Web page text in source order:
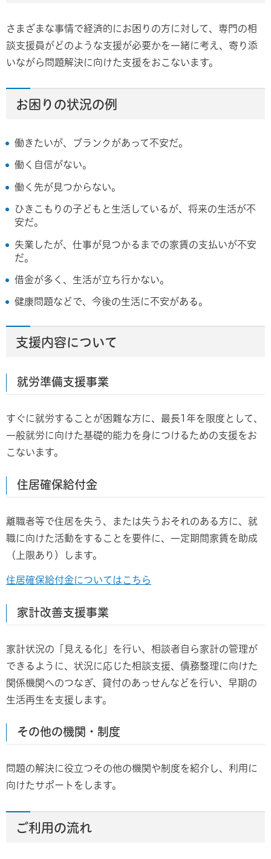
さまざまな事情で経済的にお困りの方に対して、専門の相
談支援員がどのような支援が必要かを一緒に考え、寄り添
いながら問題解決に向けた支援をおこないます。
お困りの状況の例
働きたいが、ブランクがあって不安だ。
働く自信がない。
働く先が見つからない。
ひきこもりの子どもと生活しているが、将来の生活が不
安だ。
失業したが、仕事が見つかるまでの家賃の支払いが不安
だ。
借金が多く、生活が立ち行かない。
健康問題などで、今後の生活に不安がある。
支援内容について
就労準備支援事業
すぐに就労することが困難な方に、最長1年を限度として、
一般就労に向けた基礎的能力を身につけるための支援をお
こないます。
住居確保給付金
離職者等で住居を失う、または失うおそれのある方に、就
職に向けた活動をすることを要件に、一定期間家賃を助成
（上限あり）します。
住居確保給付金についてはこちら
家計改善支援事業
家計状況の「見える化」を行い、相談者自ら家計の管理が
できるように、状況に応じた相談支援、債務整理に向けた
関係機関へのつなぎ、貸付のあっせんなどを行い、早期の
生活再生を支援します。
その他の機関・制度
問題の解決に役立つその他の機関や制度を紹介し、利用に
向けたサポートをします。
ご利用の流れ